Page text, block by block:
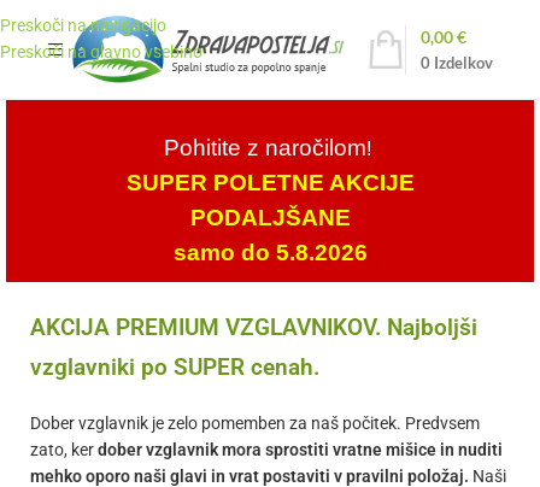
Preskoči na navigacijo
Preskoči na glavno vsebino
0 Izdelkov
0,00€
Pohitite z naročilom!
SUPER POLETNE AKCIJE
PODALJŠANE
samo do 5.8.2026
AKCIJA PREMIUM VZGLAVNIKOV. Najboljši
vzglavniki po SUPER cenah.
Dober vzglavnik je zelo pomemben za naš počitek. Predvsem
zato, kerdober vzglavnik mora sprostiti vratne mišice in nuditi
mehko oporo naši glavi in vrat postaviti v pravilni položaj. Naši